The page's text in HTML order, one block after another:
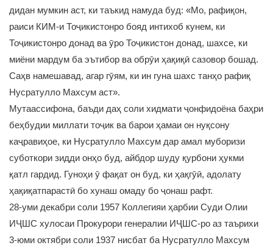
дидан мумкин аст, ки таъкид намуда буд: «Мо, рафиқон,
раиси КИМ-и Тоҷикистонро бояд интихоб кунем, ки
Тоҷикистонро донад ва ӯро Тоҷикистон донад, шахсе, ки
миёни мардум ба эътибор ва обрӯи ҳақиқӣ сазовор бошад.
Саҳв намешавад, агар гӯям, ки ин гуна шахс танҳо рафиқ
Нусратулло Махсум аст».
Мутаассифона, баъди даҳ соли хидмати ҷонфидоёна баҳри
беҳбудии миллати тоҷик ва барои ҳамаи он нуқсону
каҷравиҳое, ки Нусратулло Махсум дар амал муборизи
суботкори зидди онҳо буд, айбдор шуду қурбони ҳукми
қатл гардид. Гуноҳи ӯ фақат он буд, ки ҳақгӯӣ, адолату
ҳақиқатпарастӣ бо хунаш омаду бо ҷонаш рафт.
28-уми декабри соли 1957 Коллегияи ҳарбии Суди Олии
ИҶШС хулосаи Прокурори генералии ИҶШС-ро аз таърихи
3-юми октябри соли 1937 нисбат ба Нусратулло Махсум